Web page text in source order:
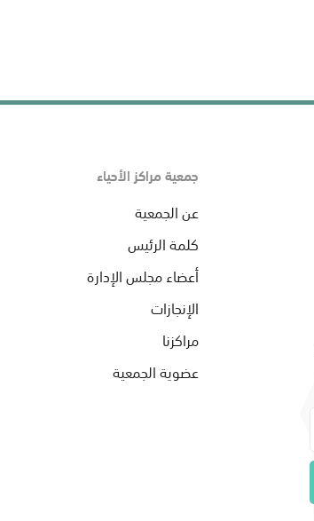
جمعية مراكز الأحياء
عن الجمعية
كلمة الرئيس
أعضاء مجلس الإدارة
الإنجازات
مراكزنا
عضوية الجمعية